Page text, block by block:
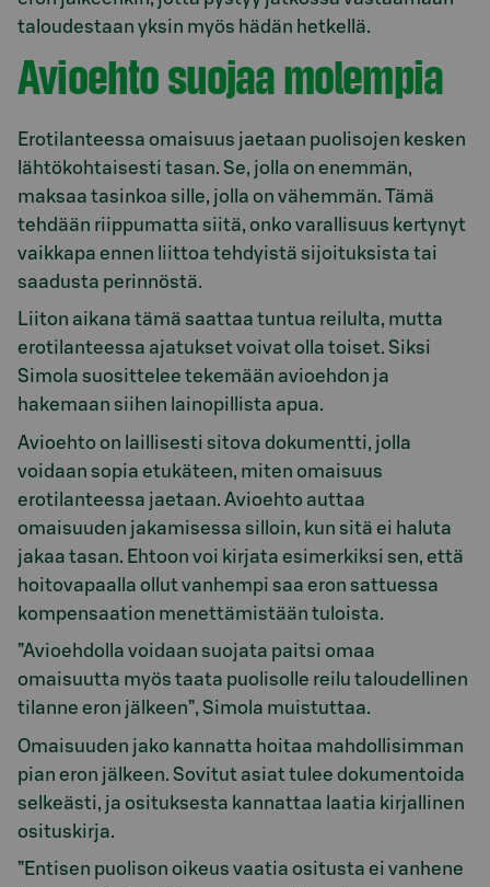
taloudestaan yksin myös hädän hetkellä.
Avioehto suojaa molempia
Erotilanteessa omaisuus jaetaan puolisojen kesken
lähtökohtaisesti tasan. Se, jolla on enemmän,
maksaa tasinkoa sille, jolla on vähemmän. Tämä
tehdään riippumatta siitä, onko varallisuus kertynyt
vaikkapa ennen liittoa tehdyistä sijoituksista tai
saadusta perinnöstä.
Liiton aikana tämä saattaa tuntua reilulta, mutta
erotilanteessa ajatukset voivat olla toiset. Siksi
Simola suosittelee tekemään avioehdon ja
hakemaan siihen lainopillista apua.
Avioehto on laillisesti sitova dokumentti, jolla
voidaan sopia etukäteen, miten omaisuus
erotilanteessa jaetaan. Avioehto auttaa
omaisuuden jakamisessa silloin, kun sitä ei haluta
jakaa tasan. Ehtoon voi kirjata esimerkiksi sen, että
hoitovapaalla ollut vanhempi saa eron sattuessa
kompensaation menettämistään tuloista.
”Avioehdolla voidaan suojata paitsi omaa
omaisuutta myös taata puolisolle reilu taloudellinen
tilanne eron jälkeen”, Simola muistuttaa.
Omaisuuden jako kannatta hoitaa mahdollisimman
pian eron jälkeen. Sovitut asiat tulee dokumentoida
selkeästi, ja osituksesta kannattaa laatia kirjallinen
osituskirja.
”Entisen puolison oikeus vaatia ositusta ei vanhene